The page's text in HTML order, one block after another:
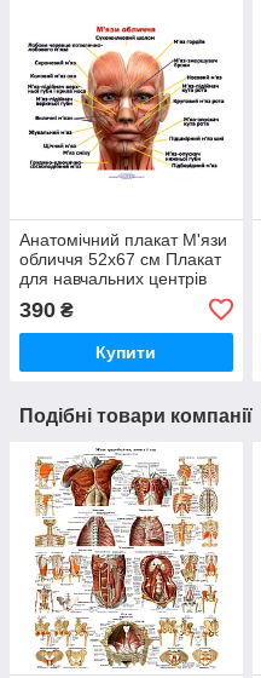
Анатомічний плакат М'язи
обличчя 52х67 см Плакат
для навчальних центрів
Плакат із м'язами обличчя
людини
390 ₴
Купити
Подібні товари компанії